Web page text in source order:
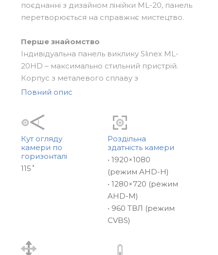
поєднанні з дизайном лінійки ML-20, панель
перетворюється на справжнє мистецтво.
Перше знайомство
Індивідуальна панель виклику Slinex МL-
20HD – максимально стильний пристрій.
Корпус з металевого сплаву з
полікарбонатною накладкою у 2-х
підсвічуванням кнопки виклику прикрасить
вхідну групу квартири, будинку або офісу.
МL-20HD – це унікальна панель з функцією
постійного відеосигналу, великим кутом
огляду і високою роздільною здатністю
Де можна використовувати
Slinex ML-20HD-панель виклику на 1
• підприємств, які найчастіше працюють за
Повний опис
Кут огляду
камери по
горизонталі
115˚
Роздільна
здатність камери
• 1920×1080
(режим AHD-H)
• 1280×720 (режим
AHD-M)
• 960 ТВЛ (режим
CVBS)